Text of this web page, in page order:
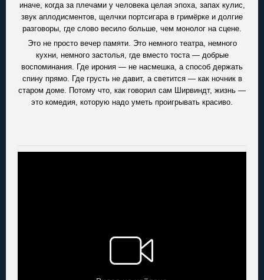
иначе, когда за плечами у человека целая эпоха, запах кулис,
звук аплодисментов, щелчки портсигара в гримёрке и долгие
разговоры, где слово весило больше, чем монолог на сцене.
Это не просто вечер памяти. Это немного театра, немного
кухни, немного застолья, где вместо тоста — добрые
воспоминания. Где ирония — не насмешка, а способ держать
спину прямо. Где грусть не давит, а светится — как ночник в
старом доме. Потому что, как говорил сам Ширвиндт, жизнь —
это комедия, которую надо уметь проигрывать красиво.